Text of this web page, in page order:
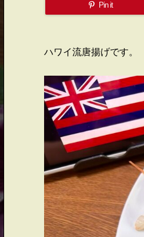
Pin it
ハワイ流唐揚げです。